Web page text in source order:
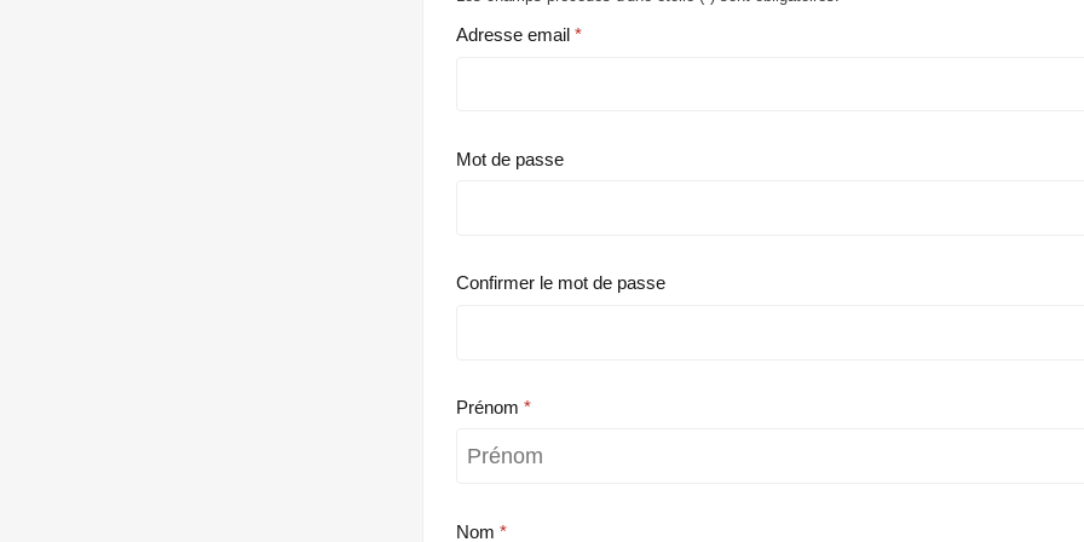
Adresse email
Mot de passe
Confirmer le mot de passe
Prénom
Nom